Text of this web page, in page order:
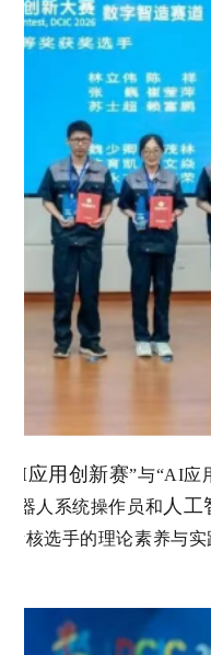
AI应用创新赛”与“AI应
器人系统操作员和 人工
核选手的理论素养与实